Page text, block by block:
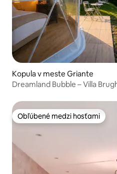
Kopula v meste Griante
Dreamland Bubble – Villa
Obľúbené medzi hosťami
Obľúbené medzi hosťami